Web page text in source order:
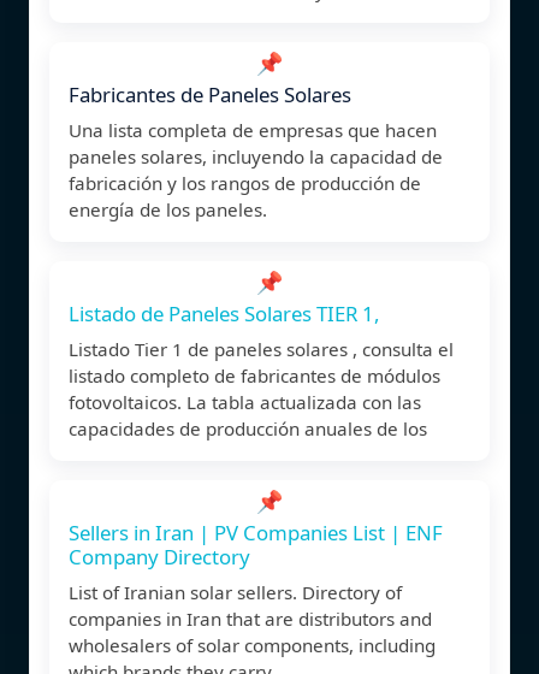
📌
Fabricantes de Paneles Solares
Una lista completa de empresas que hacen
paneles solares, incluyendo la capacidad de
fabricación y los rangos de producción de
energía de los paneles.
📌
Listado de Paneles Solares TIER 1,
Listado Tier 1 de paneles solares , consulta el
listado completo de fabricantes de módulos
fotovoltaicos. La tabla actualizada con las
capacidades de producción anuales de los
📌
Sellers in Iran | PV Companies List | ENF
Company Directory
List of Iranian solar sellers. Directory of
companies in Iran that are distributors and
wholesalers of solar components, including